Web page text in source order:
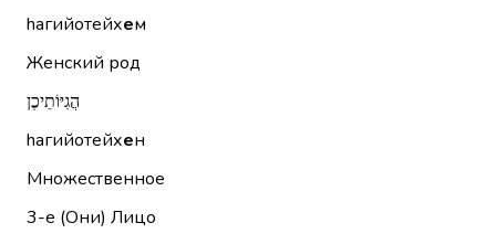
hагийотейхем
Женский род
הֲגִיּוֹתֵיכֶן
hагийотейхен
Множественное
3-е (Они) Лицо